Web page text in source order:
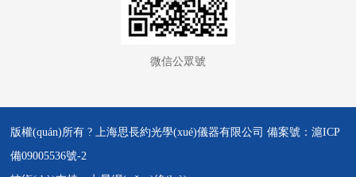
微信公眾號
版權(quán)所有 ? 上海思長約光學(xué)儀器有限公司 備案號：滬ICP
備09005536號-2